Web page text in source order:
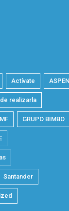
Actívate ASPEN
realizarla
GRUPO BIMBO
Santander